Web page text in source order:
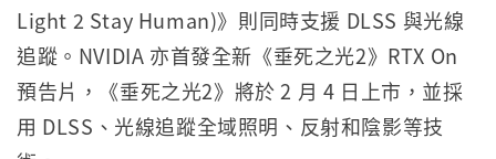
Light 2 Stay Human)》則同時支援 DLSS 與光線
追蹤。NVIDIA 亦首發全新《垂死之光2》RTX On
預告片，《垂死之光2》將於 2 月 4 日上市，並採
用 DLSS、光線追蹤全域照明、反射和陰影等技